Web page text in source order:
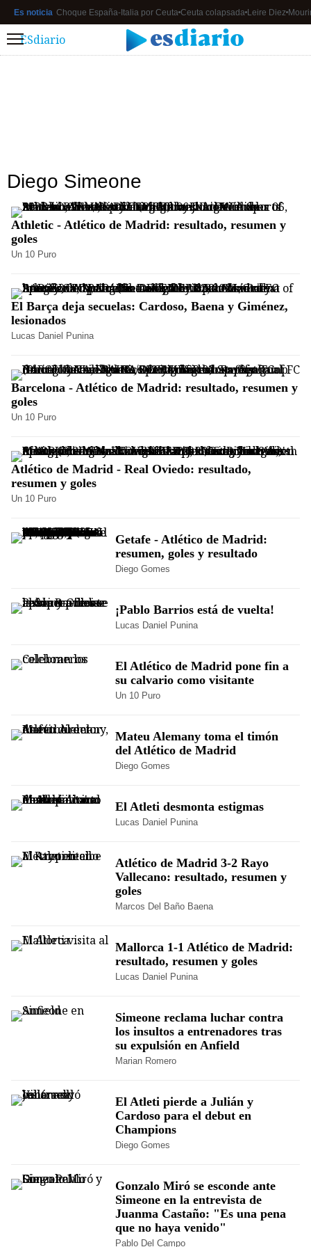
Es noticia Choque España-Italia por Ceuta Ceuta colapsada Leire Diez
Menú
ESdiario
Diego Simeone
Athletic - Atlético de Madrid: resultado, resumen y
goles
Un 10 Puro
El Barça deja secuelas: Cardoso, Baena y Giménez,
lesionados
Lucas Daniel Punina
Barcelona - Atlético de Madrid: resultado, resumen y
goles
Un 10 Puro
Atlético de Madrid - Real Oviedo: resultado,
resumen y goles
Un 10 Puro
Getafe - Atlético de Madrid:
resumen, goles y resultado
Diego Gomes
¡Pablo Barrios está de vuelta!
Lucas Daniel Punina
El Atlético de Madrid pone fin a
su calvario como visitante
Un 10 Puro
Mateu Alemany toma el timón
del Atlético de Madrid
Diego Gomes
El Atleti desmonta estigmas
Lucas Daniel Punina
Atlético de Madrid 3-2 Rayo
Vallecano: resultado, resumen y
goles
Marcos Del Baño Baena
Mallorca 1-1 Atlético de Madrid:
resultado, resumen y goles
Lucas Daniel Punina
Simeone reclama luchar contra
los insultos a entrenadores tras
su expulsión en Anfield
Marian Romero
El Atleti pierde a Julián y
Cardoso para el debut en
Champions
Diego Gomes
Gonzalo Miró se esconde ante
Simeone en la entrevista de
Juanma Castaño: "Es una pena
que no haya venido"
Pablo Del Campo